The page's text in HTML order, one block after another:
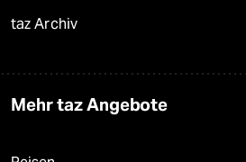
taz Archiv
Mehr taz Angebote